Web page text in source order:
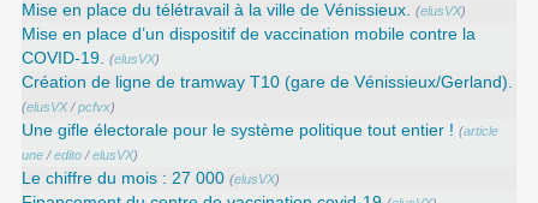
Mise en place du télétravail à la ville de Vénissieux. (elusVX)
Mise en place d’un dispositif de vaccination mobile contre la
COVID-19. (elusVX)
Création de ligne de tramway T10 (gare de Vénissieux/Gerland).
(elusVX/pcfvx)
Une gifle électorale pour le système politique tout entier ! (article
une /edito /elusVX)
Le chiffre du mois : 27 000 (elusVX)